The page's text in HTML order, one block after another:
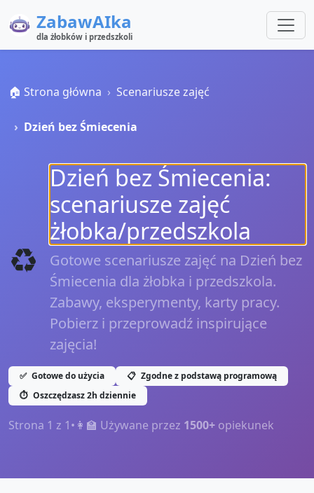
ZabawAIka
dla żłobków i przedszkoli
🏠 Strona główna Scenariusze zajęć
Dzień bez Śmiecenia
♻️
Dzień bez Śmiecenia:
scenariusze zajęć
żłobka/przedszkola
Gotowe scenariusze zajęć na Dzień bez
Śmiecenia dla żłobka i przedszkola.
Zabawy, eksperymenty, karty pracy.
Pobierz i przeprowadź inspirujące
zajęcia!
✅ Gotowe do użycia 📋 Zgodne z podstawą programową
⏱️ Oszczędzasz 2h dziennie
Strona 1 z 1• 👩‍🏫 Używane przez 1500+ opiekunek